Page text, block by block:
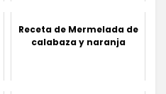
Receta de Mermelada de
calabaza y naranja